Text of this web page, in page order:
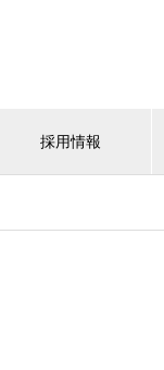
採用情報